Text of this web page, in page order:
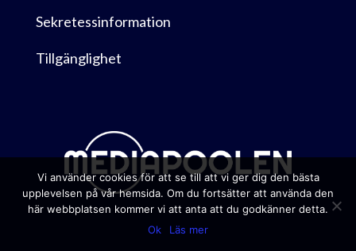
Sekretessinformation
Tillgänglighet
Vi använder cookies för att se till att vi ger dig den bästa
upplevelsen på vår hemsida. Om du fortsätter att använda den
här webbplatsen kommer vi att anta att du godkänner detta.
Ok
Läs mer